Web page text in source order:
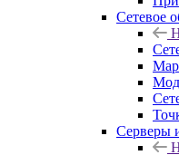
Сетевое
Серверы